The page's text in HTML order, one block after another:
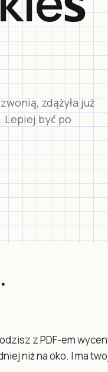
zdążyła już
Lepiej być po
z PDF-em
niż na oko. I ma